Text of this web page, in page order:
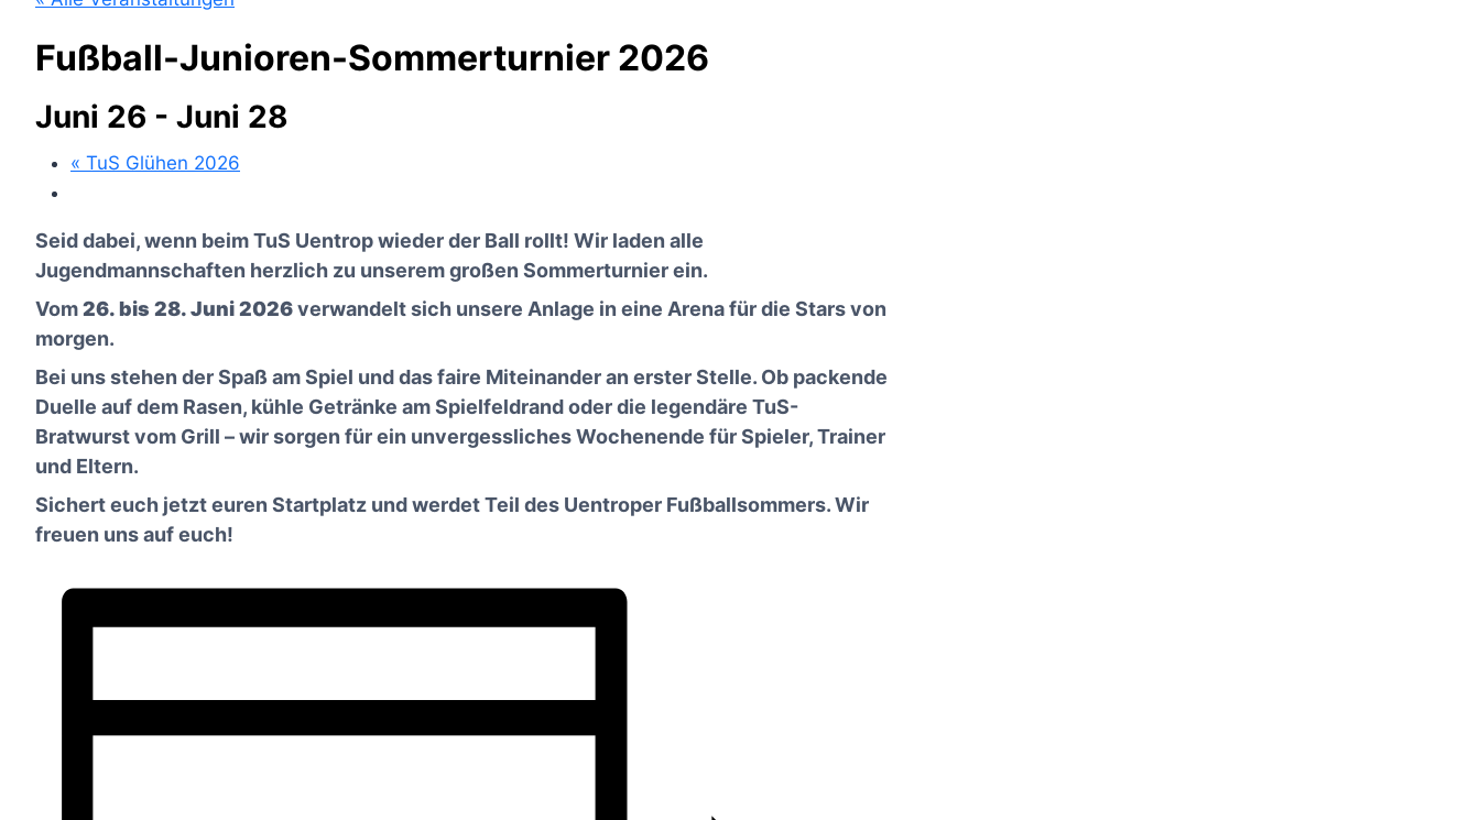
Fußball-Junioren-Sommerturnier 2026
Juni 26 - Juni 28
« TuS Glühen 2026
Seid dabei, wenn beim TuS Uentrop wieder der Ball rollt! Wir laden alle
Jugendmannschaften herzlich zu unserem großen Sommerturnier ein.
Vom26. bis 28. Juni 2026verwandelt sich unsere Anlage in eine Arena für die Stars von
morgen.
Bei uns stehen der Spaß am Spiel und das faire Miteinander an erster Stelle. Ob packende
Duelle auf dem Rasen, kühle Getränke am Spielfeldrand oder die legendäre TuS-
Bratwurst vom Grill – wir sorgen für ein unvergessliches Wochenende für Spieler, Trainer
und Eltern.
Sichert euch jetzt euren Startplatz und werdet Teil des Uentroper Fußballsommers. Wir
freuen uns auf euch!